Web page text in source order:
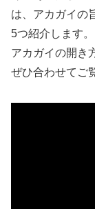
は、アカガイの
5つ紹介します。
アカガイの開き
ぜひ合わせてご